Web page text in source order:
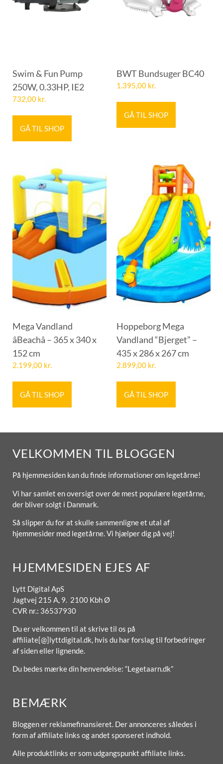
Swim & Fun Pump
250W, 0.33HP, IE2
732,00 kr.
GÅ TIL SHOP
BWT Bundsuger BC40
1.395,00 kr.
GÅ TIL SHOP
Mega Vandland
âBeachâ – 365 x 340 x
152 cm
2.199,00 kr.
GÅ TIL SHOP
Hoppeborg Mega
Vandland “Bjerget” –
435 x 286 x 267 cm
2.899,00 kr.
GÅ TIL SHOP
VELKOMMEN TIL BLOGGEN
På hjemmesiden kan du finde informationer om legetårne!
Vi har samlet en oversigt over de mest populære legetårne,
der bliver solgt i Danmark.
Så slipper du for at skulle sammenligne et utal af
hjemmesider med legetårne. Vi hjælper dig på vej!
HJEMMESIDEN EJES AF
Lytt Digital ApS
Jagtvej 215 A, 9. 2100 Kbh Ø
CVR nr.: 36537930
Du er velkommen til at skrive til os på
affiliate[@]lyttdigital.dk, hvis du har forslag til forbedringer
af siden eller lignende.
Du bedes mærke din henvendelse: “Legetaarn.dk”
BEMÆRK
Bloggen er reklamefinansieret. Der annonceres således i
form af affiliate links og andet sponseret indhold.
Alle produktlinks er som udgangspunkt affiliate links.